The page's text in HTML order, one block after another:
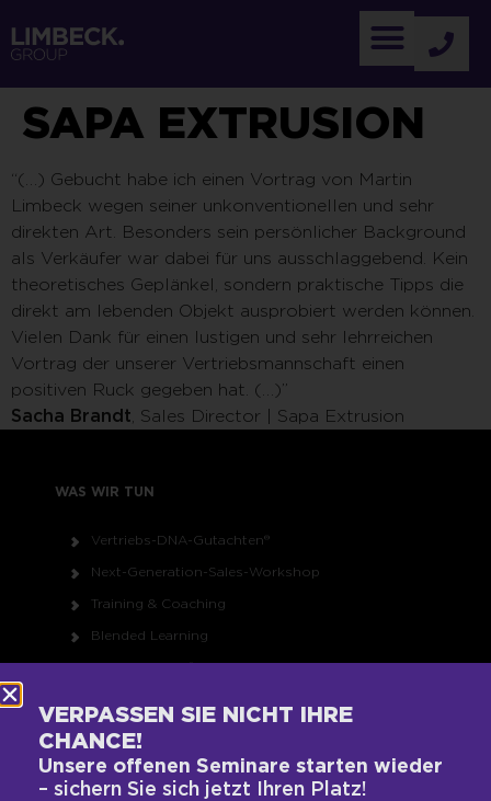
SAPA EXTRUSION
“(…) Gebucht habe ich einen Vortrag von Martin
Limbeck wegen seiner unkonventionellen und sehr
direkten Art. Besonders sein persönlicher Background
als Verkäufer war dabei für uns ausschlaggebend. Kein
theoretisches Geplänkel, sondern praktische Tipps die
direkt am lebenden Objekt ausprobiert werden können.
Vielen Dank für einen lustigen und sehr lehrreichen
Vortrag der unserer Vertriebsmannschaft einen
positiven Ruck gegeben hat. (…)”
Sacha Brandt, Sales Director | Sapa Extrusion
WAS WIR TUN
Vertriebs-DNA-Gutachten®
Next-Generation-Sales-Workshop
Training & Coaching
Blended Learning
LOOP-Prozess®
WER WIR SIND
Team
VERPASSEN SIE NICHT IHRE
CHANCE!
Unsere offenen Seminare starten wieder
– sichern Sie sich jetzt Ihren Platz!